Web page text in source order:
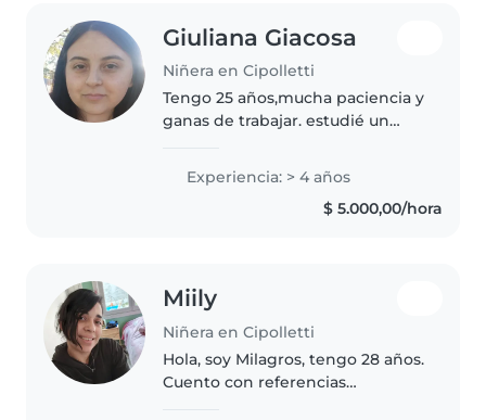
Giuliana Giacosa
Niñera en Cipolletti
Tengo 25 años,mucha paciencia y
ganas de trabajar. estudié un
Jardinera. tengo disponibilidad
de mañana hasta las 13:30hs y de
tarde de 16hs a 21hs de..
Experiencia: > 4 años
$ 5.000,00/hora
Miily
Niñera en Cipolletti
Hola, soy Milagros, tengo 28 años.
Cuento con referencias